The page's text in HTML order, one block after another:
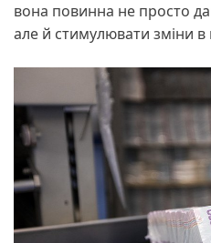
вона повинна не просто
але й стимулювати зміни в